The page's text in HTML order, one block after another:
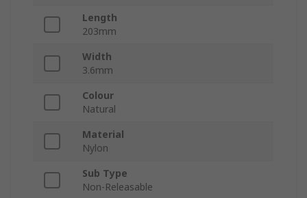
Length
203mm
Width
3.6mm
Colour
Natural
Material
Nylon
Sub Type
Non-Releasable